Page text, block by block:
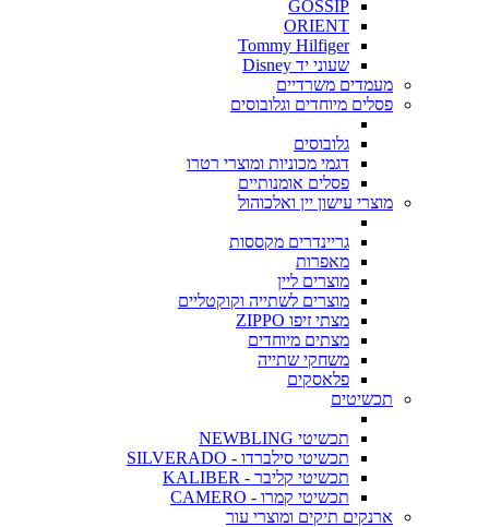
GOSSIP
ORIENT
Tommy Hilfiger
שעוני יד Disney
מעמדים משרדיים
פסלים מיוחדים וגלובוסים
גלובוסים
דגמי מכוניות ומוצרי רטרו
פסלים אומנותיים
מוצרי עישון יין ואלכוהול
גריינדרים מקססות
מאפרות
מוצרים ליין
מוצרים לשתייה וקוקטליים
מצתי זיפו ZIPPO
מצתים מיוחדים
משחקי שתייה
פלאסקים
תכשיטים
תכשיטי NEWBLING
תכשיטי סילברדו - SILVERADO
תכשיטי קליבר - KALIBER
תכשיטי קמרו - CAMERO
ארנקים תיקים ומוצרי עור